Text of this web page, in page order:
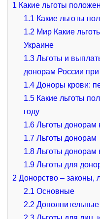
1 Какие льготы
1.1 Какие льготы
1.2 Мир Какие
Украине
1.3 Льготы и
донорам России
1.4 Доноры крови:
1.5 Какие льготы
году
1.6 Льготы донорам
1.7 Льготы донорам
1.8 Льготы донорам
1.9 Льготы для
2 Донорство – законы,
2.1 Основные
2.2 Дополнительные